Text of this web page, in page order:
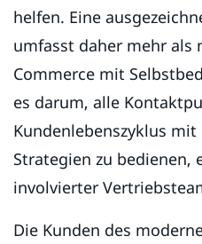
helfen. Eine
umfasst daher mehr als
Commerce mit
es darum, alle
Kundenlebenszyklus
Strategien zu bedienen,
involvierter
Die Kunden des